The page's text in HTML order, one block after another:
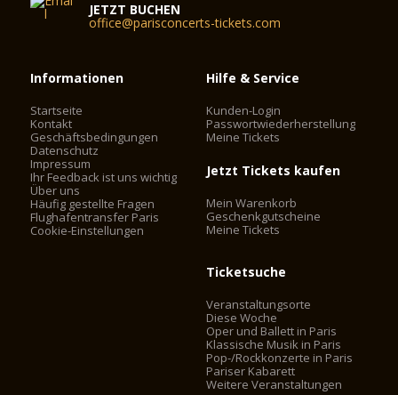
JETZT BUCHEN
office@parisconcerts-tickets.com
Informationen
Startseite
Kontakt
Geschäftsbedingungen
Datenschutz
Impressum
Ihr Feedback ist uns wichtig
Über uns
Häufig gestellte Fragen
Flughafentransfer Paris
Cookie-Einstellungen
Hilfe & Service
Kunden-Login
Passwortwiederherstellung
Meine Tickets
Jetzt Tickets kaufen
Mein Warenkorb
Geschenkgutscheine
Meine Tickets
Ticketsuche
Veranstaltungsorte
Diese Woche
Oper und Ballett in Paris
Klassische Musik in Paris
Pop-/Rockkonzerte in Paris
Pariser Kabarett
Weitere Veranstaltungen